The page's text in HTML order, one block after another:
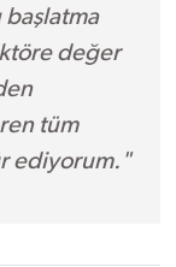
başlatma
değer
tüm
ediyorum."